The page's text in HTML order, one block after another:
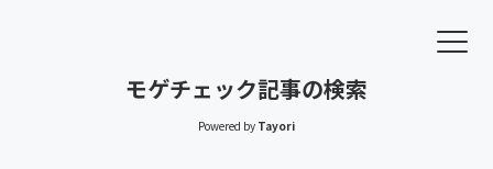
モゲチェック記事の検索
Powered by Tayori